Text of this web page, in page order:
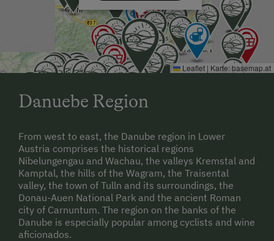
Leaflet | Karte:basemap.at
Danuebe Region
From west to east, the Danube region in Lower
Austria comprises the historical regions
Nibelungengau and Wachau, the valleys Kremstal and
Kamptal, the hills of the Wagram, the Traisental
valley, the town of Tulln and its surroundings, the
Donau-Auen National Park and the ancient Roman
city of Carnuntum. The region on the banks of the
Danube is especially popular among cyclists and wine
aficionados.